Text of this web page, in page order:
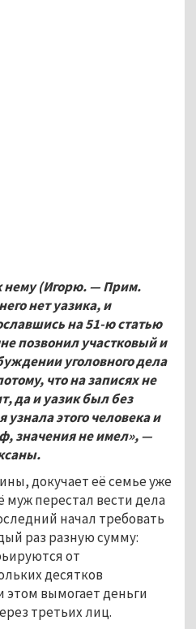
нему (Игорю. — Прим.
нет уазика, и
на 51-ю статью
позвонил участковый и
уголовного дела
что на записях не
да и уазик был без
узнала этого человека и
значения не имел», —
докучает её семье уже
муж перестал вести дела
начал требовать
раз разную сумму:
от
десятков
вымогает деньги
третьих лиц.